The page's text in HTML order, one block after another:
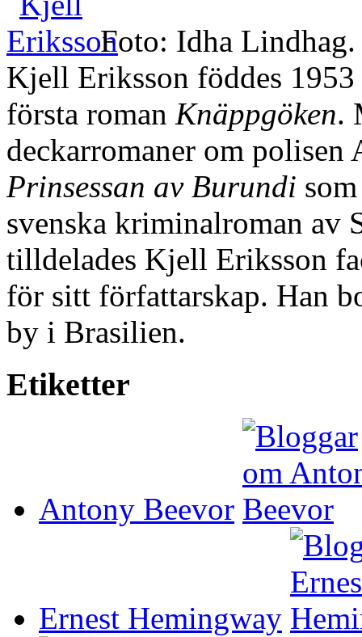
Foto: Idha Lindhag.
Kjell Eriksson föddes
första roman Knäppgöken.
deckarromaner om
Prinsessan av Burundi
svenska kriminalroman av
tilldelades Kjell Eriksson
för sitt författarskap. Han
by i Brasilien.
Etiketter
Antony Beevor
Ernest Hemingway